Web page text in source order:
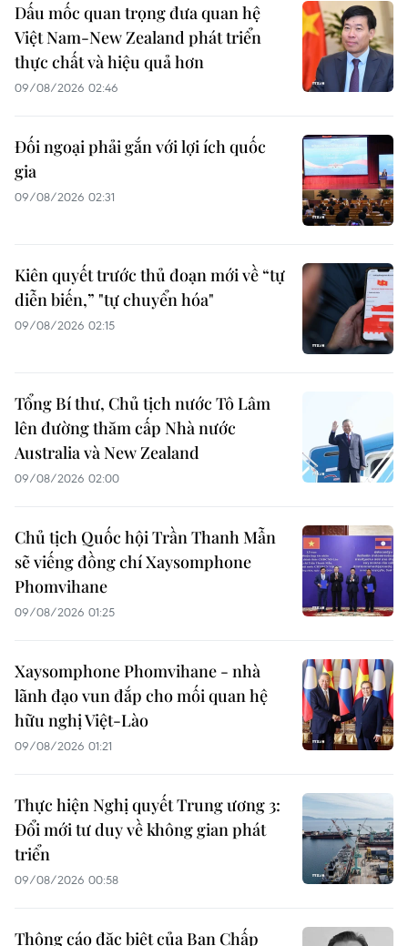
Dấu mốc quan trọng đưa quan hệ
Việt Nam-New Zealand phát triển
thực chất và hiệu quả hơn
09/08/2026 02:46
Đối ngoại phải gắn với lợi ích quốc
gia
09/08/2026 02:31
Kiên quyết trước thủ đoạn mới về “tự
diễn biến,” "tự chuyển hóa"
09/08/2026 02:15
Tổng Bí thư, Chủ tịch nước Tô Lâm
lên đường thăm cấp Nhà nước
Australia và New Zealand
09/08/2026 02:00
Chủ tịch Quốc hội Trần Thanh Mẫn
sẽ viếng đồng chí Xaysomphone
Phomvihane
09/08/2026 01:25
Xaysomphone Phomvihane - nhà
lãnh đạo vun đắp cho mối quan hệ
hữu nghị Việt-Lào
09/08/2026 01:21
Thực hiện Nghị quyết Trung ương 3:
Đổi mới tư duy về không gian phát
triển
09/08/2026 00:58
Thông cáo đặc biệt của Ban Chấp